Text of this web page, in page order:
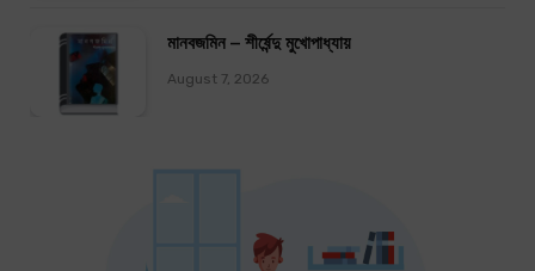
মানবজমিন – শীর্ষেন্দু মুখোপাধ্যায়
August 7, 2026